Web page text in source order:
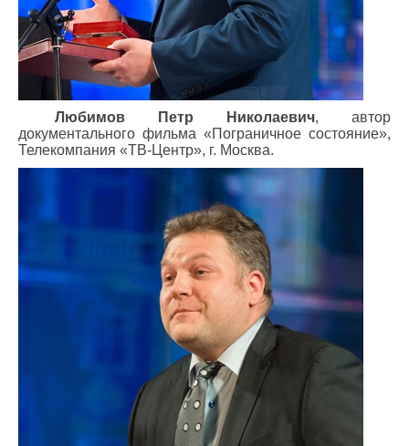
Любимов Петр Николаевич, автор
документального фильма «Пограничное состояние»,
Телекомпания «ТВ-Центр», г. Москва.